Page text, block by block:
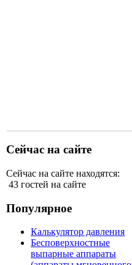
Сейчас на сайте
Сейчас на сайте находятся:
43 гостей на сайте
Популярное
Калькулятор давления
Бесповерхностные
выпарные аппараты